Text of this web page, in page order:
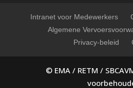
Intranet voor Medewerkers
Algemene
Privacy-beleid
© EMA / RETM /